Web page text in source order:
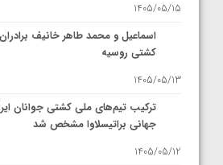
1405/05/15
اسماعیل و محمد طاهر خانیف
کشتی روسیه
1405/05/13
ترکیب تیم‌های ملی کشتی جوانان
جهانی براتیسلاوا مشخص شد
1405/05/12